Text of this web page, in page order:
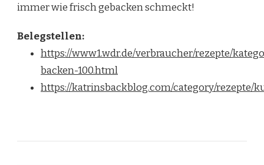
immer wie frisch gebacken schmeckt!
Belegstellen:
https://www1.wdr.de/verbraucher/rezepte/
backen-100.html
https://katrinsbackblog.com/category/rezepte/